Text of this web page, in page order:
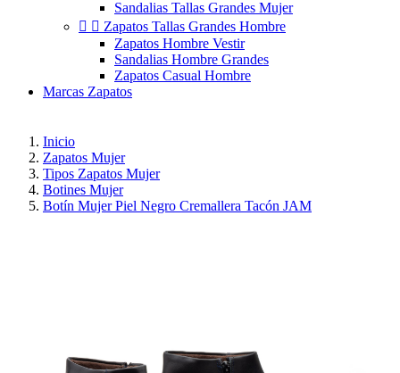
Sandalias Tallas Grandes Mujer
  Zapatos Tallas Grandes Hombre
Zapatos Hombre Vestir
Sandalias Hombre Grandes
Zapatos Casual Hombre
Marcas Zapatos
Inicio
Zapatos Mujer
Tipos Zapatos Mujer
Botines Mujer
Botín Mujer Piel Negro Cremallera Tacón JAM